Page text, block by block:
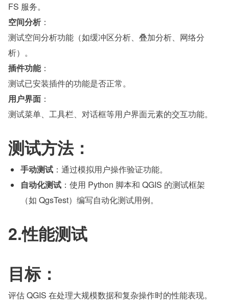
FS 服务。
空间分析：
测试空间分析功能（如缓冲区分析、叠加分析、网络分
析）。
插件功能：
测试已安装插件的功能是否正常。
用户界面 ：
测试菜单、工具栏、对话框等用户界面元素的交互功能。
测试方法：
手动测试 ：通过模拟用户操作验证功能。
自动化测试 ：使用 Python 脚本和 QGIS 的测试框架
（如 QgsTest）编写自动化测试用例。
2.性能测试
目标：
评估 QGIS 在处理大规模数据和复杂操作时的性能表现。